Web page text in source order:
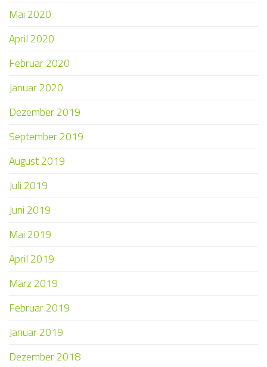
Mai 2020
April 2020
Februar 2020
Januar 2020
Dezember 2019
September 2019
August 2019
Juli 2019
Juni 2019
Mai 2019
April 2019
März 2019
Februar 2019
Januar 2019
Dezember 2018